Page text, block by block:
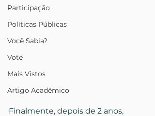
Participação
Políticas Públicas
Você Sabia?
Vote
Mais Vistos
Artigo Acadêmico
Finalmente, depois de 2 anos,